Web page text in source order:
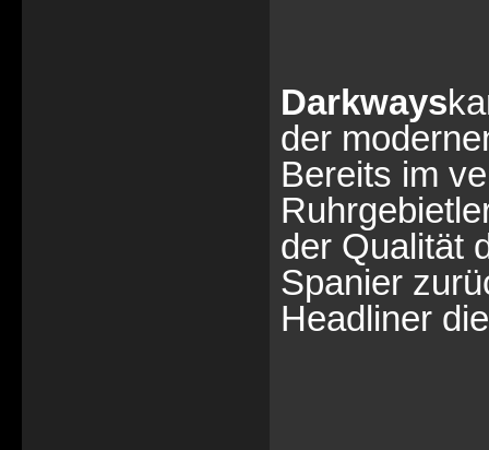
Darkways
der
Bereits im
der Qualität
Spanier
Headliner